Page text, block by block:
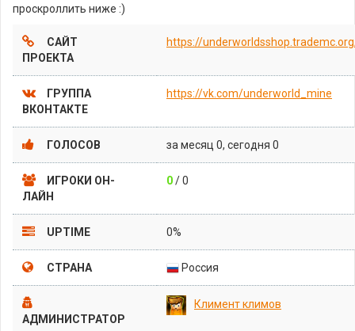
проскроллить ниже :)
САЙТ
ПРОЕКТА
https://
ГРУППА
ВКОНТАКТЕ
https://vk.com/underworld_mine
ГОЛОСОВ за месяц 0, сегодня 0
ИГРОКИ ОН-
ЛАЙН
0/ 0
UPTIME 0%
СТРАНА Россия
АДМИНИСТРАТОР
Климент климов